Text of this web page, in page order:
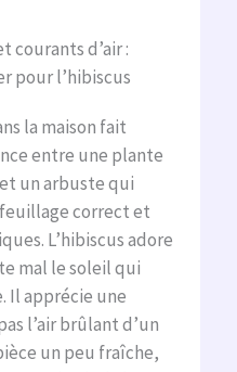
courants d’air :
pour l’hibiscus
la maison fait
entre une plante
un arbuste qui
correct et
L’hibiscus adore
mal le soleil qui
Il apprécie une
l’air brûlant d’un
un peu fraîche,